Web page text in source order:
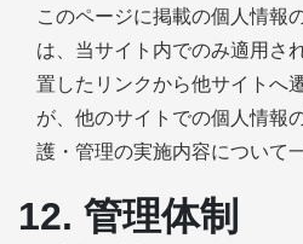
このページに掲載の個人情報
は、当サイト内でのみ適用さ
置したリンクから他サイトへ
が、他のサイトでの個人情報
護・管理の実施内容について
12. 管理体制